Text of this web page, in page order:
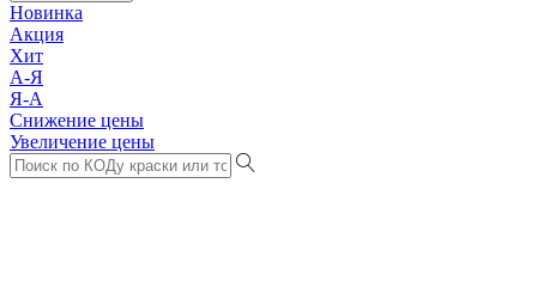
Новинка
Акция
Хит
А-Я
Я-А
Снижение цены
Увеличение цены